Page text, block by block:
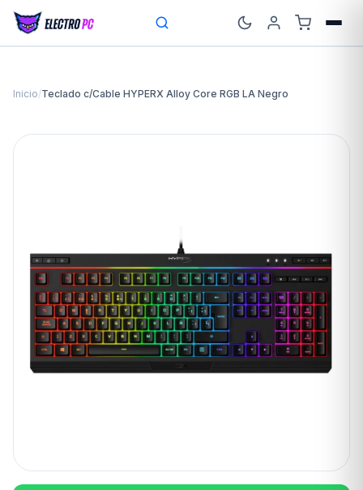
Inicio/Teclado c/Cable HYPERX Alloy Core RGB LA Negro